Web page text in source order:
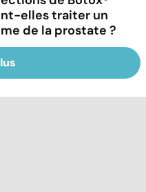
elles traiter un
de la prostate ?